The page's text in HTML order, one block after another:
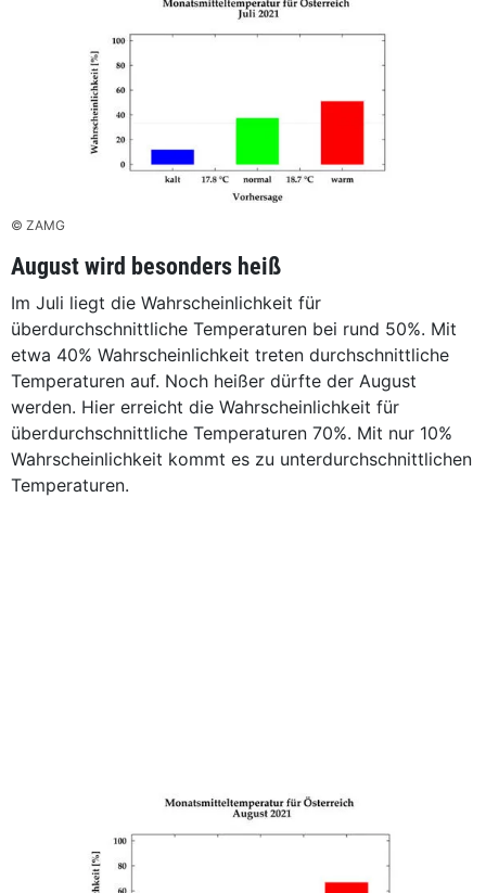
© ZAMG
August wird besonders heiß
Im Juli liegt die Wahrscheinlichkeit für
überdurchschnittliche Temperaturen bei rund 50%. Mit
etwa 40% Wahrscheinlichkeit treten durchschnittliche
Temperaturen auf. Noch heißer dürfte der August
werden. Hier erreicht die Wahrscheinlichkeit für
überdurchschnittliche Temperaturen 70%. Mit nur 10%
Wahrscheinlichkeit kommt es zu unterdurchschnittlichen
Temperaturen.